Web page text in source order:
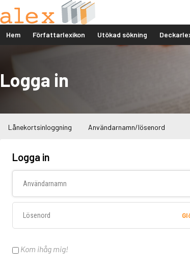
Hem Författarlexikon Utökad sökning
Logga in
Lånekortsinloggning Användarnamn/lösenord
Logga in
Kom ihåg mig!